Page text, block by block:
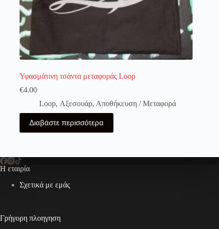
Υφασμάτινη τσάντα μεταφοράς Loop
€4.00
Loop, Αξεσουάρ, Αποθήκευση / Μεταφορά
Διαβάστε περισσότερα
Η εταιρία
Σχετικά με εμάς
Γρήγορη πλοηγηση